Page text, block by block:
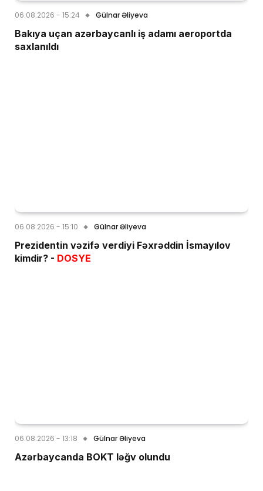
06.08.2026 - 15:24 Gülnar Əliyeva
Bakıya uçan azərbaycanlı iş adamı aeroportda
saxlanıldı
06.08.2026 - 15:10 Gülnar Əliyeva
Prezidentin vəzifə verdiyi Fəxrəddin İsmayılov
kimdir? - DOSYE
06.08.2026 - 13:18 Gülnar Əliyeva
Azərbaycanda BOKT ləğv olundu